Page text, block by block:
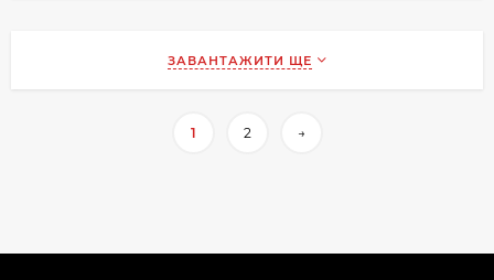
ЗАВАНТАЖИТИ ЩЕ
1 2 →